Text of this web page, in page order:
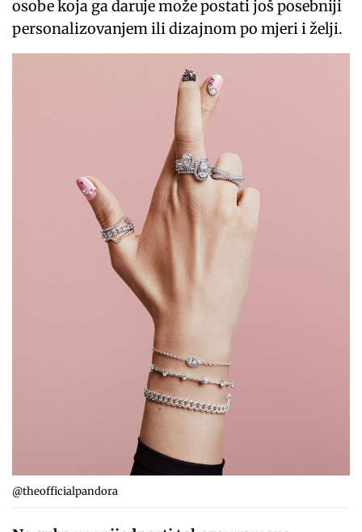
osobe koja ga daruje može postati još posebniji
personalizovanjem ili dizajnom po mjeri i želji.
@theofficialpandora